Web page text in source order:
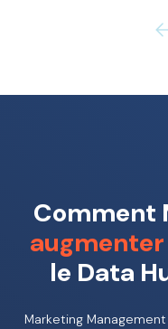
Comment
augmenter
le Data
Marketing